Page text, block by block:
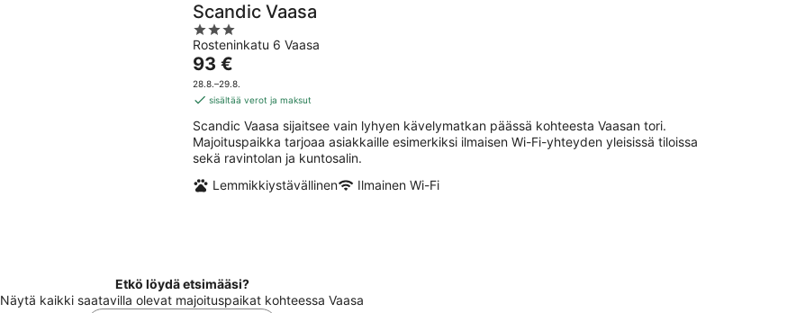
Scandic Vaasa
3
out
of
5
Rosteninkatu 6 Vaasa
Hinta
on
93 €
yö
93 €
28.8.–29.8.
sisältää verot ja maksut
Scandic Vaasa sijaitsee vain lyhyen kävelymatkan päässä kohteesta Vaasan tori.
Majoituspaikka tarjoaa asiakkaille esimerkiksi ilmaisen Wi-Fi-yhteyden yleisissä tiloissa
sekä ravintolan ja kuntosalin.
Lemmikkiystävällinen
Ilmainen Wi-Fi
Etkö löydä etsimääsi?
Näytä kaikki saatavilla olevat majoituspaikat kohteessa Vaasa